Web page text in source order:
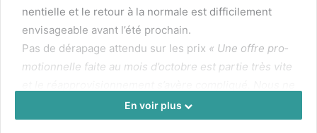
nen­tielle et le retour à la nor­male est dif­fi­cile­ment
envis­age­able avant l’été prochain.
Pas de déra­page atten­du sur les prix « Une offre pro­
mo­tion­nelle faite au mois d’octobre est par­tie très vite
sommes pas à zéro stock, mais nous ne sommes plus
vrai­ment maîtres de nos com­man­des », con­firme Olivi­
En voir plus